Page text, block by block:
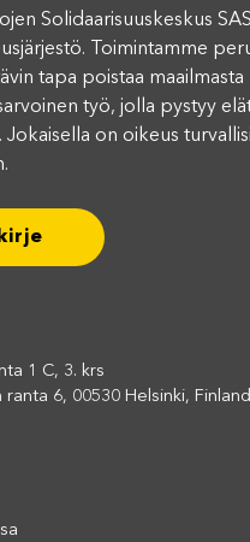
Solidaarisuuskeskus
Toimintamme
tapa poistaa maailmasta
työ, jolla pystyy
Jokaisella on oikeus
1 C, 3. krs
6, 00530 Helsinki, Finland